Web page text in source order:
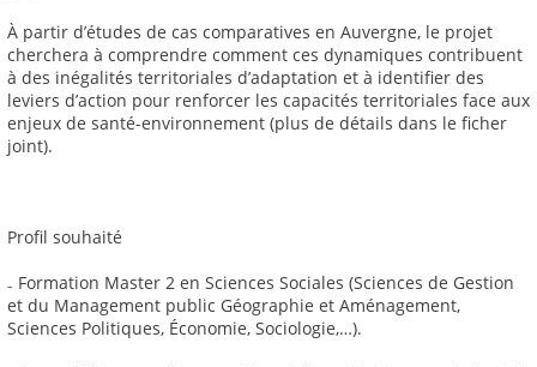
À partir d’études de cas comparatives en Auvergne, le projet
cherchera à comprendre comment ces dynamiques contribuent
à des inégalités territoriales d’adaptation et à identifier des
leviers d’action pour renforcer les capacités territoriales face aux
enjeux de santé-environnement (plus de détails dans le ficher
joint).
Profil souhaité
₋ Formation Master 2 en Sciences Sociales (Sciences de Gestion
et du Management public Géographie et Aménagement,
Sciences Politiques, Économie, Sociologie,…).